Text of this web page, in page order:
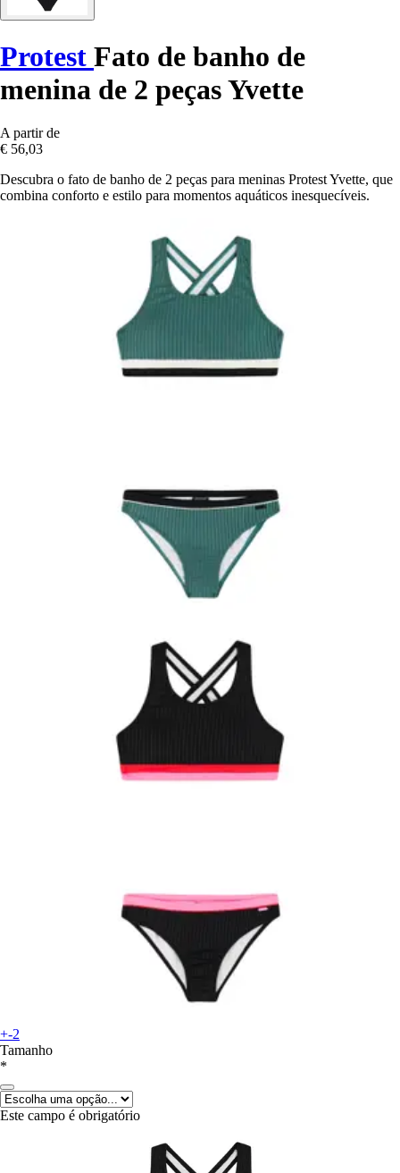
Protest Fato de banho de
menina de 2 peças Yvette
A partir de
€ 56,03
Descubra o fato de banho de 2 peças para meninas Protest Yvette, que
combina conforto e estilo para momentos aquáticos inesquecíveis.
+-2
Tamanho
*
Este campo é obrigatório